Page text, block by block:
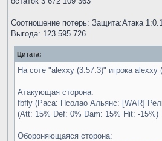
Соотношение потерь: Защита:Атака
Выгода: 123 595 726
Цитата:
На соте "alexxy (3.57.3)" игрока
Атакующая сторона:
fbfly (Раса: Псолао Альянс: [WAR]
(Att: 15% Def: 0% Dam: 15% Hit: -15%)
Обороняющаяся сторона: